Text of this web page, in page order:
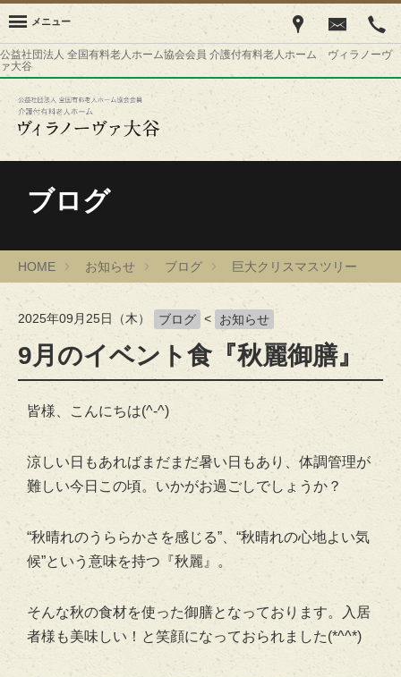
公益社団法人 全国有料老人ホーム協会会員 介護付有料老人ホーム ヴィラノーヴ
ァ大谷
メニュー
ブログ
HOME お知らせ ブログ 巨大クリスマスツリー
2025年09月25日（木） ブログ < お知らせ
9月のイベント食『秋麗御膳』
皆様、こんにちは(^-^)
涼しい日もあればまだまだ暑い日もあり、体調管理が
難しい今日この頃。いかがお過ごしでしょうか？
“秋晴れのうららかさを感じる”、“秋晴れの心地よい気
候”という意味を持つ『秋麗』。
そんな秋の食材を使った御膳となっております。入居
者様も美味しい！と笑顔になっておられました(*^^*)